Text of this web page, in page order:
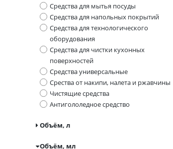
Средства для мытья посуды
Средства для напольных покрытий
Средства для технологического
оборудования
Средства для чистки кухонных
поверхностей
Средства универсальные
Срества от накипи, налета и ржавчины
Чистящие средства
Антигололедное средство
Объём, л
Объём, мл